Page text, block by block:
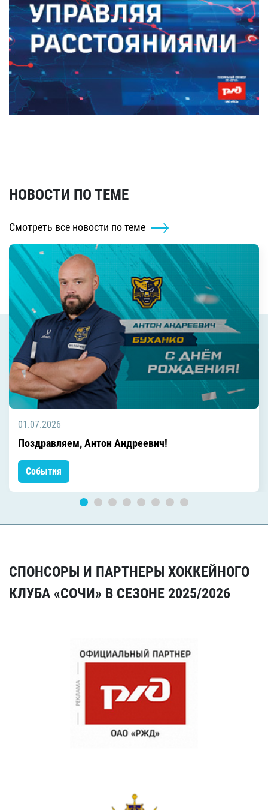
НОВОСТИ ПО ТЕМЕ
Смотреть все новости по теме
01.07.2026
Поздравляем, Антон Андреевич!
События
СПОНСОРЫ И ПАРТНЕРЫ ХОККЕЙНОГО
КЛУБА «СОЧИ» В СЕЗОНЕ 2025/2026